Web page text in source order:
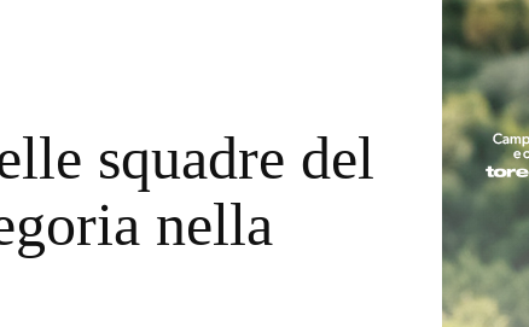
squadre del
nella